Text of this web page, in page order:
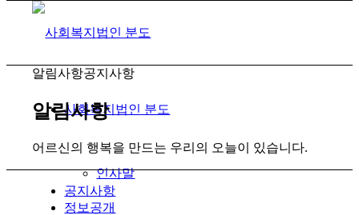
사회복지법인 분도
인사말
알림사항공지사항
알림사항
어르신의 행복을 만드는 우리의 오늘이 있습니다.
공지사항
정보공개